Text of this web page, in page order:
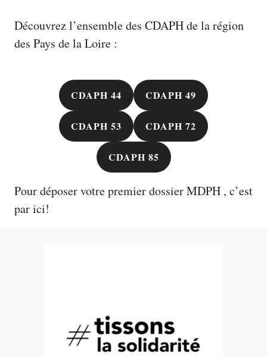
Découvrez l’ensemble des CDAPH de la région
des Pays de la Loire :
CDAPH 44 CDAPH 49
CDAPH 53 CDAPH 72
CDAPH 85
Pour déposer votre premierdossier MDPH , c’est
par ici!